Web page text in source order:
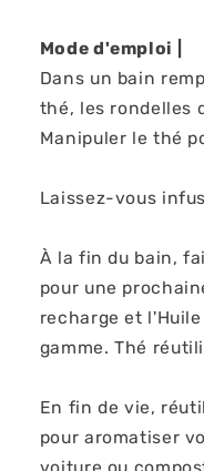
Mode d'emploi |
Dans un bain
thé, les rondelles
Manipuler le thé
Laissez-vous
À la fin du bain,
pour une
recharge et
gamme. Thé
En fin de vie,
pour aromatiser